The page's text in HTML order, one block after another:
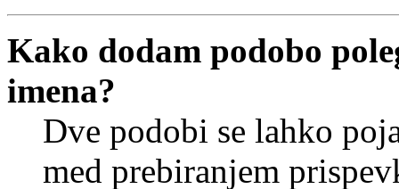
Kako dodam podobo
imena?
Dve podobi se lahko
med prebiranjem